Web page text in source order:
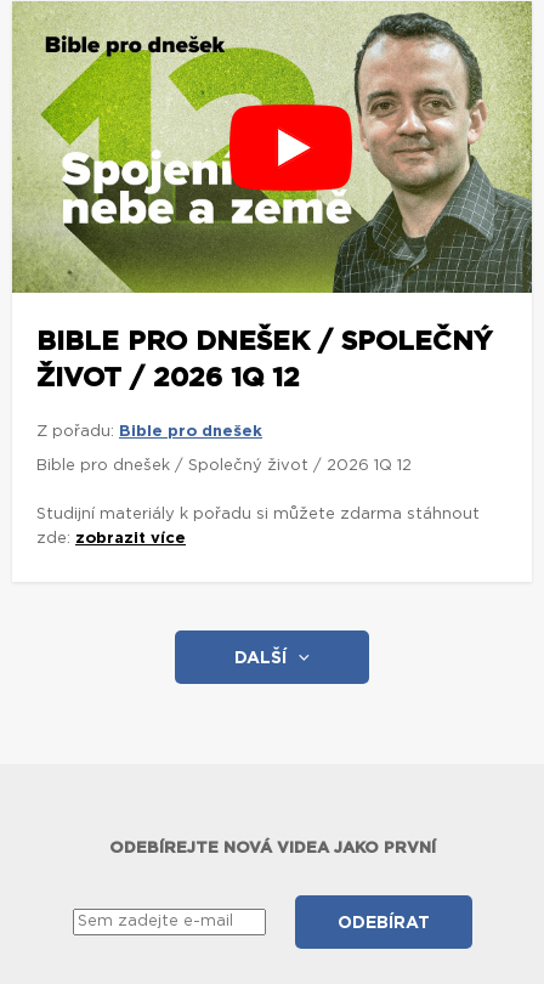
BIBLE PRO DNEŠEK / SPOLEČNÝ
ŽIVOT / 2026 1Q 12
Z pořadu: Bible pro dnešek
Bible pro dnešek / Společný život / 2026 1Q 12
Studijní materiály k pořadu si můžete zdarma stáhnout
zde: zobrazit více
DALŠÍ
ODEBÍREJTE NOVÁ VIDEA JAKO PRVNÍ